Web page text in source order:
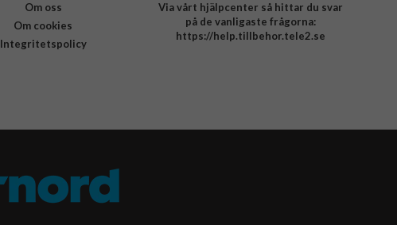
Om oss
Om cookies
Integritetspolicy
Via vårt hjälpcenter så hittar du svar
på de vanligaste frågorna:
https://help.tillbehor.tele2.se